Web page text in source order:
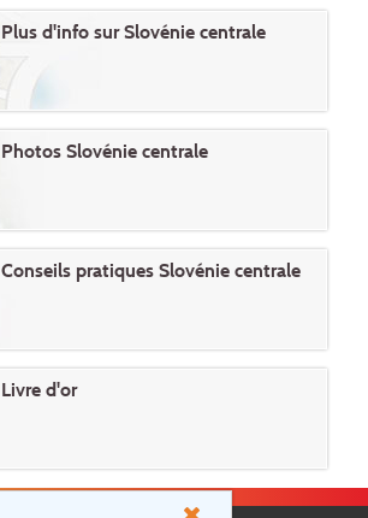
Plus d'info sur Slovénie centrale
Photos Slovénie centrale
Conseils pratiques Slovénie centrale
Livre d'or